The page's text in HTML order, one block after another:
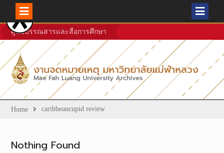
Skip
to
content
ศูนย์บรรณสารและสื่อการศึกษา
Home caribbeancupid review
Nothing Found